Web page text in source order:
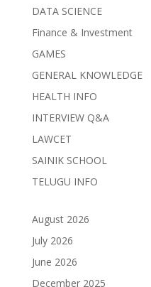
DATA SCIENCE
Finance & Investment
GAMES
GENERAL KNOWLEDGE
HEALTH INFO
INTERVIEW Q&A
LAWCET
SAINIK SCHOOL
TELUGU INFO
August 2026
July 2026
June 2026
December 2025